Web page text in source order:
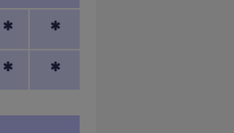
* *
* *